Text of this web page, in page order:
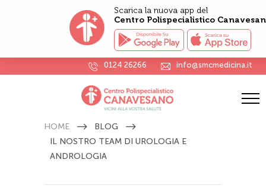
0124 26266 info@smcmedicina.it
Il nostro team di Urologia e
Andrologia
HOME
BLOG
IL NOSTRO TEAM DI UROLOGIA E
ANDROLOGIA
Scarica la nuova app del
Centro Polispecialistico